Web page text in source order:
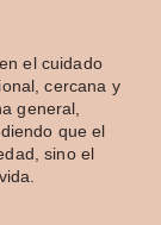
el cuidado
cercana y
general,
que el
sino el